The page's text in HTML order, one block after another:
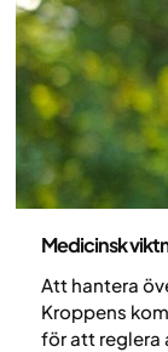
Medicinsk
Att hantera
Kroppens
för att reglera